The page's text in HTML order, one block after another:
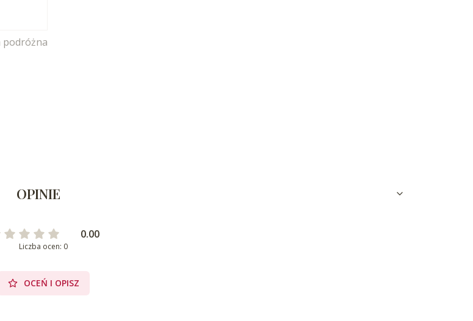
podróżna
OPINIE
0.00
Liczba ocen: 0
OCEŃ I OPISZ